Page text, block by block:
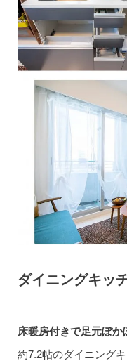
ダイニングキッ
床暖房付きで足元ぽか
約7.2帖のダイニング